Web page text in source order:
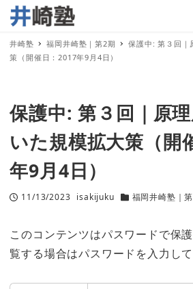
井崎塾 福岡井崎塾｜第2期
保護中: 第３回｜
策（開催日：2017年9月4日）
保護中: 第３回｜原
いた規模拡大策（開
年9月4日）
投稿日
11/13/2023
著
isakijuku
カテゴリー
福岡井崎塾｜
このコンテンツはパスワードで保
覧する場合はパスワードを入力して